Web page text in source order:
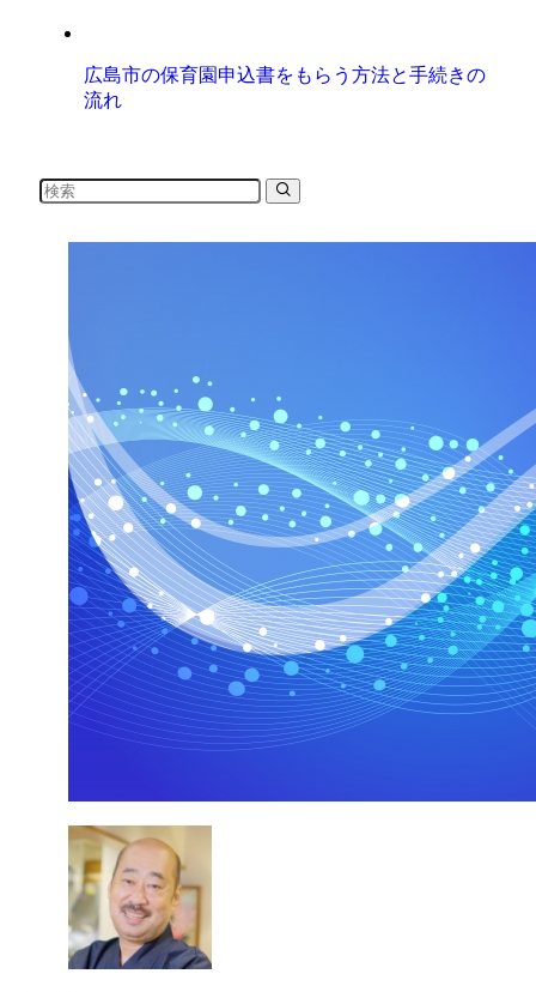
広島市の保育園申込書をもらう方法と手続きの
流れ